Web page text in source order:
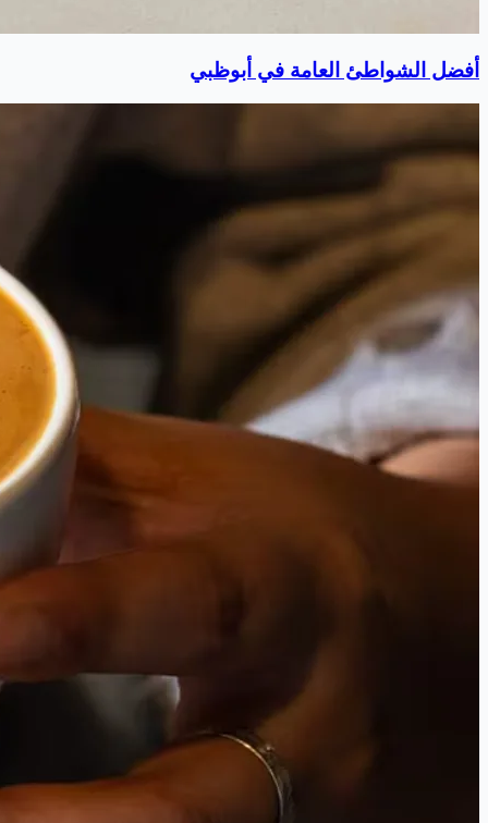
أفضل الشواطئ العامة في أبوظبي